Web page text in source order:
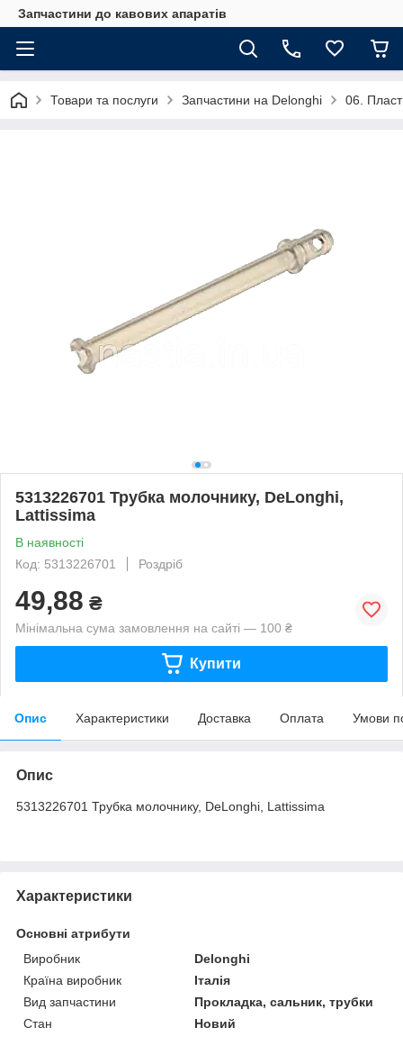
Запчастини до кавових апаратів
Товари та послуги Запчастини на Delonghi 06.
5313226701 Трубка молочнику, DeLonghi,
Lattissima
В наявності
Код: 5313226701
Роздріб
49,88 ₴
Мінімальна сума замовлення на сайті — 100 ₴
Купити
Опис Характеристики Доставка Оплата Умови
Опис
5313226701 Трубка молочнику, DeLonghi, Lattissima
Характеристики
Основні атрибути
Виробник
Delonghi
Країна виробник
Італія
Вид запчастини
Прокладка, сальник, трубки
Стан
Новий